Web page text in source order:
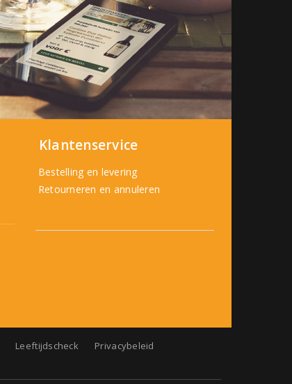
Klantenservice
Bestelling en levering
Retourneren en annuleren
Leeftijdscheck
Privacybeleid